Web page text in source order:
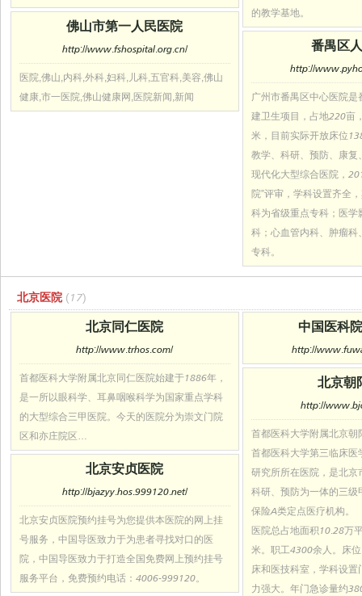
的教学基地。
佛山市第一人民医院
http://www.fshospital.org.cn/
医院,佛山,内科,外科,妇科,儿科,五官科,美容,佛山
健康,市一医院,佛山健康网,医院新闻,新闻
番禺区
http://
广州市番禺区中心医院
建卫生项目，占地220亩
米，目前实际开放床位
教学、科研、预防、康复
现代化大型综合医院，
院”评审，学科设置齐全
科为省级重点专科；医学
科；心血管内科、肿瘤科
专科。
北京医院 (17)
北京同仁医院
http://www.trhos.com/
首都医科大学附属北京同仁医院始建于1886年，
是一所以眼科学、耳鼻咽喉科学为国家重点学科
的大型综合三甲医院。今天的医院分为崇文门院
区和亦庄院区…
中国医科
http://
北京朝
http://
首都医科大学附属北京
首都医科大学第三临床医
研究所所在医院，是北京
科研、预防为一体的三级
保险A类定点医疗机构
医院总占地面积10.28万
米。职工4300余人。床
床和医技科室，学科设
力强大。年门急诊量约
北京安贞医院
http://bjazyy.hos.999120.net/
北京安贞医院预约挂号为您提供本医院的网上挂
号服务，中国导医致力于为患者寻找对口的医
院，中国导医致力于打造全国免费网上预约挂号
服务平台，免费预约电话：4006-999120。